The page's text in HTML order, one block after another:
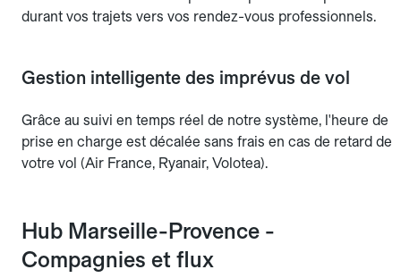
durant vos trajets vers vos rendez-vous professionnels.
Gestion intelligente des imprévus de vol
Grâce au suivi en temps réel de notre système, l'heure de
prise en charge est décalée sans frais en cas de retard de
votre vol (Air France, Ryanair, Volotea).
Hub Marseille-Provence -
Compagnies et flux